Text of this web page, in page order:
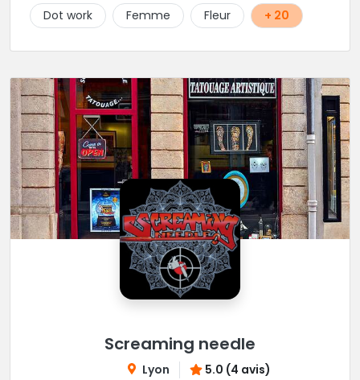
Dot work
Femme Fleur + 20
Screaming needle
Lyon 5.0 (4 avis)